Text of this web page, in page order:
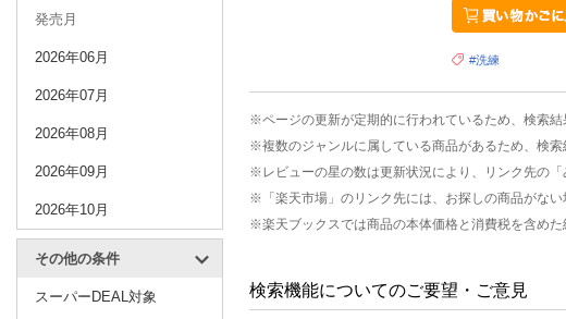
発売月
2026年06月
2026年07月
2026年08月
2026年09月
2026年10月
その他の条件
スーパーDEAL対象
#洗練
※ページの更新が定期的に行われているため、検索
※複数のジャンルに属している商品があるため、検
※レビューの星の数は更新状況により、リンク先の
※「楽天市場」のリンク先には、お探しの商品がな
※楽天ブックスでは商品の本体価格と消費税を含め
検索機能についてのご要望・ご意見